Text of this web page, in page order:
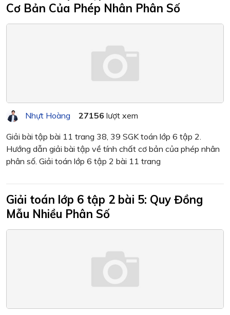
Cơ Bản Của Phép Nhân Phân Số
Nhựt Hoàng 27156 lượt xem
Giải bài tập bài 11 trang 38, 39 SGK toán lớp 6 tập 2.
Hướng dẫn giải bài tập về tính chất cơ bản của phép nhân
phân số. Giải toán lớp 6 tập 2 bài 11 trang
Giải toán lớp 6 tập 2 bài 5: Quy Đồng
Mẫu Nhiều Phân Số